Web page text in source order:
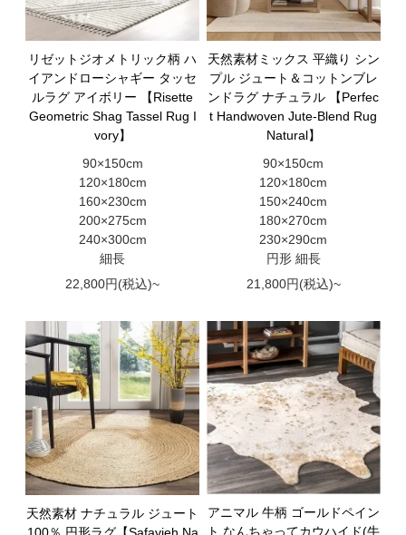
リゼットジオメトリック柄 ハ
イアンドローシャギー タッセ
ルラグ アイボリー 【Risette
Geometric Shag Tassel Rug I
vory】
90×150cm
120×180cm
160×230cm
200×275cm
240×300cm
細長
22,800円(税込)~
天然素材ミックス 平織り シン
プル ジュート＆コットンブレ
ンドラグ ナチュラル 【Perfec
t Handwoven Jute-Blend Rug
Natural】
90×150cm
120×180cm
150×240cm
180×270cm
230×290cm
円形 細長
21,800円(税込)~
天然素材 ナチュラル ジュート
アニマル 牛柄 ゴールドペイン
ト なんちゃってカウハイド(牛